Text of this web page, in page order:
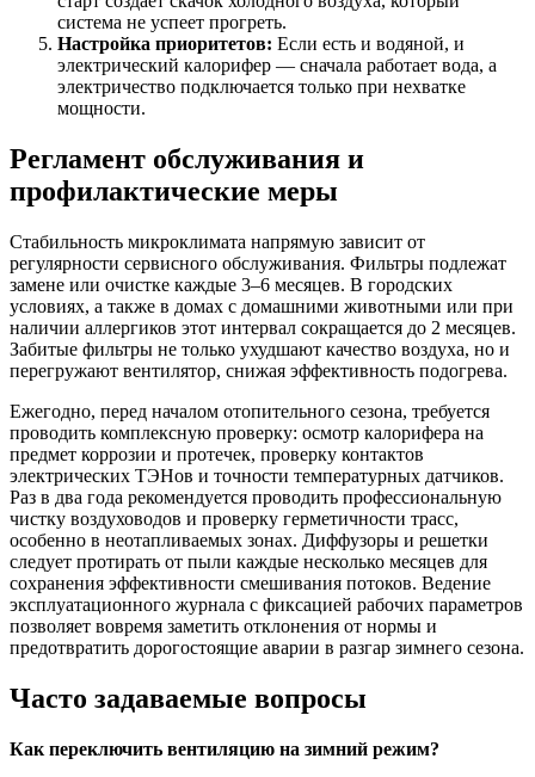
система не успеет прогреть.
Настройка приоритетов: Если есть и водяной, и
электрический калорифер — сначала работает вода, а
электричество подключается только при нехватке
мощности.
Регламент обслуживания и
профилактические меры
Стабильность микроклимата напрямую зависит от
регулярности сервисного обслуживания. Фильтры подлежат
замене или очистке каждые 3–6 месяцев. В городских
условиях, а также в домах с домашними животными или при
наличии аллергиков этот интервал сокращается до 2 месяцев.
Забитые фильтры не только ухудшают качество воздуха, но и
перегружают вентилятор, снижая эффективность подогрева.
Ежегодно, перед началом отопительного сезона, требуется
проводить комплексную проверку: осмотр калорифера на
предмет коррозии и протечек, проверку контактов
электрических ТЭНов и точности температурных датчиков.
Раз в два года рекомендуется проводить профессиональную
чистку воздуховодов и проверку герметичности трасс,
особенно в неотапливаемых зонах. Диффузоры и решетки
следует протирать от пыли каждые несколько месяцев для
сохранения эффективности смешивания потоков. Ведение
эксплуатационного журнала с фиксацией рабочих параметров
позволяет вовремя заметить отклонения от нормы и
предотвратить дорогостоящие аварии в разгар зимнего сезона.
Часто задаваемые вопросы
Как переключить вентиляцию на зимний режим?